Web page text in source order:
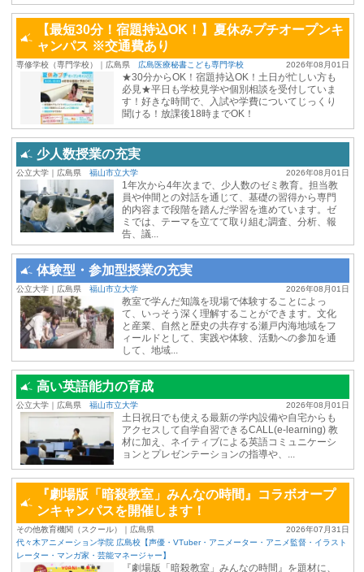
【最短30分！宿題持込OK！】夏休みプチオープンキ
ャンパス ※交通費あり
2026年08月01日
専修学校（専門学校）｜広島県 広島医療秘書こども専門学校
★30分からOK！宿題持込OK！土日が忙しい方も
必見★平日も学校見学や個別相談を受付していま
す！好きな時間で、入試や学費についてじっくり
聞ける！放課後18時までOK！
少人数授業の充実
2026年08月01日
公立大学｜広島県 福山市立大学
1年次から4年次まで、少人数のゼミ教育。担当教
員や仲間との対話を通じて、基礎の習得から専門
的内容まで段階を踏んだ学習を進めています。ゼ
ミでは、テーマを立てて取り組む調査、分析、報
告、議...
体験型・参加型授業の充実
2026年08月01日
公立大学｜広島県 福山市立大学
教室で学んだ知識を現場で体験することによっ
て、いっそう深く理解することができます。文化
と産業、自然と歴史の共存する瀬戸内海地域をフ
ィールドとして、実践や体験、活動への参加を通
して、地域...
高い英語能力の育成
2026年08月01日
公立大学｜広島県 福山市立大学
土日祝日でも使える最新の学内設備や自宅からも
アクセスして自学自習できるCALL(e-learning) 教
材に加え、ネイティブによる英語コミュニケーシ
ョンとプレゼンテーションの指導や、...
『劇場版「暗殺教室」みんなの時間』コラボオープ
ンキャンパスを開催します！
2026年07月31日
その他教育機関（スクール）｜広島県
代々木アニメーション学院 広島校【声優・VTuber・アニメーター・アニメ監督・イラスト
レーター・マンガ家・芸能マネージャー】
『劇場版「暗殺教室」みんなの時間』を題材に、